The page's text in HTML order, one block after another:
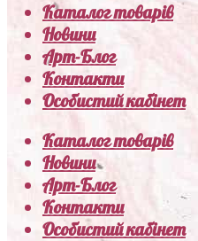
Каталог товарів
Новини
Арт-Блог
Контакти
Особистий кабінет
Каталог товарів
Новини
Арт-Блог
Контакти
Особистий кабінет